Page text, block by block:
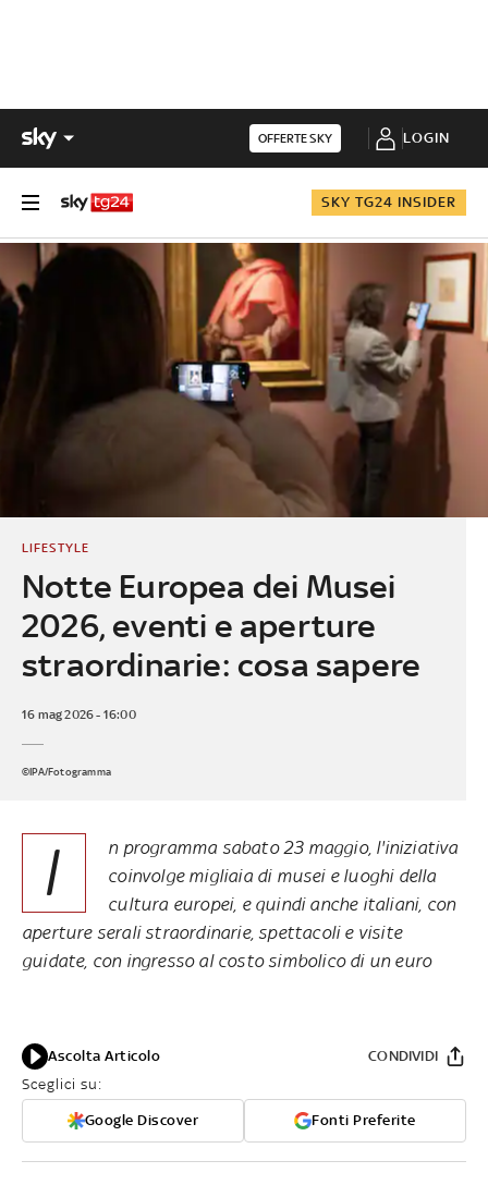
OFFERTE SKY LOGIN
SKY TG24 INSIDER
Notte Europea dei Musei
2026, eventi e aperture
straordinarie: cosa sapere
LIFESTYLE
16 mag 2026 - 16:00
©IPA/Fotogramma
I
n programma sabato 23 maggio, l'iniziativa
coinvolge migliaia di musei e luoghi della
cultura europei, e quindi anche italiani, con
aperture serali straordinarie, spettacoli e visite
guidate, con ingresso al costo simbolico di un euro
Ascolta Articolo
Sceglici su:
Google Discover Fonti Preferite
CONDIVIDI